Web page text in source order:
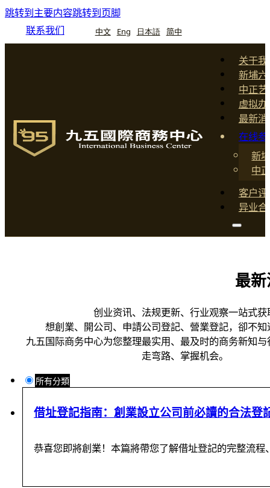
跳转到主要内容跳转到页脚
联系我们
中文 Eng 日本語 简中
关于
新埔
中正
虚拟
最新消
在线参
新
中
客户
异业合
最
创业资讯、法规更新、行业观察一站式获
想創業、開公司、申請公司登記、營業登記，卻不
九五国际商务中心为您整理最实用、最及时的商务新知
走弯路、掌握机会。
所有分類
借址登記指南：創業設立公司前必讀的合法登
恭喜您即將創業！本篇將帶您了解借址登記的完整流